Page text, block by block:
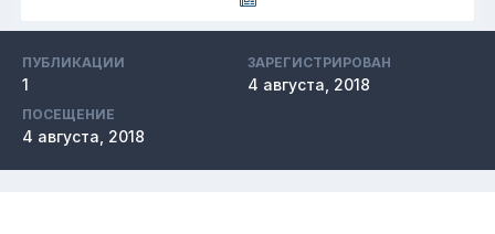
ПУБЛИКАЦИИ
1
ЗАРЕГИСТРИРОВАН
4 августа, 2018
ПОСЕЩЕНИЕ
4 августа, 2018